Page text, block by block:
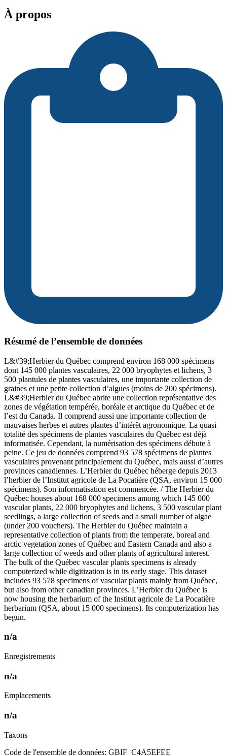
À propos
Résumé de l’ensemble de données
L&#39;Herbier du Québec comprend environ 168 000 spécimens
dont 145 000 plantes vasculaires, 22 000 bryophytes et lichens, 3
500 plantules de plantes vasculaires, une importante collection de
graines et une petite collection d’algues (moins de 200 spécimens).
L&#39;Herbier du Québec abrite une collection représentative des
zones de végétation tempérée, boréale et arctique du Québec et de
l’est du Canada. Il comprend aussi une importante collection de
mauvaises herbes et autres plantes d’intérêt agronomique. La quasi
totalité des spécimens de plantes vasculaires du Québec est déjà
informatisée. Cependant, la numérisation des spécimens débute à
peine. Ce jeu de données comprend 93 578 spécimens de plantes
vasculaires provenant principalement du Québec, mais aussi d’autres
provinces canadiennes. L’Herbier du Québec héberge depuis 2013
l’herbier de l’Institut agricole de La Pocatière (QSA, environ 15 000
spécimens). Son informatisation est commencée. / The Herbier du
Québec houses about 168 000 specimens among which 145 000
vascular plants, 22 000 bryophytes and lichens, 3 500 vascular plant
seedlings, a large collection of seeds and a small number of algae
(under 200 vouchers). The Herbier du Québec maintain a
representative collection of plants from the temperate, boreal and
arctic vegetation zones of Québec and Eastern Canada and also a
large collection of weeds and other plants of agricultural interest.
The bulk of the Québec vascular plants specimens is already
computerized while digitization is in its early stage. This dataset
includes 93 578 specimens of vascular plants mainly from Québec,
but also from other canadian provinces. L’Herbier du Québec is
now housing the herbarium of the Institut agricole de La Pocatière
herbarium (QSA, about 15 000 specimens). Its computerization has
begun.
n/a
Enregistrements
n/a
Emplacements
n/a
Taxons
Code de l'ensemble de données: GBIF_C4A5EFEE